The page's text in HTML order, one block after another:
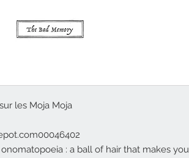
les Moja Moja
: a ball of hair that makes you